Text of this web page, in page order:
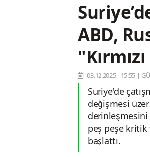
ABD,
03.12.2025 - 15:55 |
Suriye'de
değişmesi
derinleşmesini
peş peşe
başlattı.